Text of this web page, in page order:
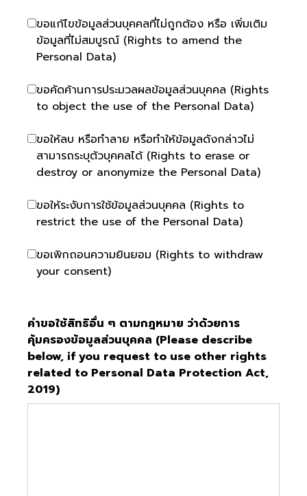
ขอแก้ไขข้อมูลส่วนบุคคลที่ไม่ถูกต้อง หรือ เพิ่มเติม
ข้อมูลที่ไม่สมบูรณ์ (Rights to amend the
Personal Data)
ขอคัดค้านการประมวลผลข้อมูลส่วนบุคคล (Rights
to object the use of the Personal Data)
ขอให้ลบ หรือทำลาย หรือทำให้ข้อมูลดังกล่าวไม่
สามารถระบุตัวบุคคลได้ (Rights to erase or
destroy or anonymize the Personal Data)
ขอให้ระงับการใช้ข้อมูลส่วนบุคคล (Rights to
restrict the use of the Personal Data)
ขอเพิกถอนความยินยอม (Rights to withdraw
your consent)
คำขอใช้สิทธิอื่น ๆ ตามกฎหมาย ว่าด้วยการ
คุ้มครองข้อมูลส่วนบุคคล (Please describe
below, if you request to use other rights
related to Personal Data Protection Act,
2019)